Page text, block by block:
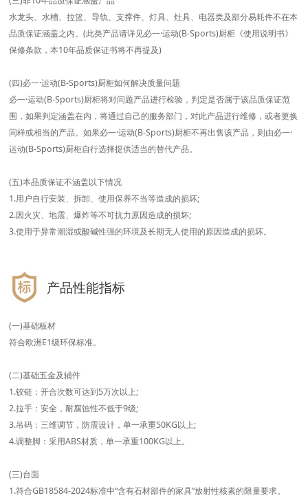
水龙头、水槽、拉篮、导轨、支撑件、灯具、灶具、电器类及部分易耗件不在本
品质保证涵盖之内。(此类产品请详见必一·运动(B-Sports)厨柜《使用说明书》
保修条款，本10年品质保证书将不再提及)
(四)必一·运动(B-Sports)厨柜如何解决质量问题
必一·运动(B-Sports)厨柜将对问题产品进行检验，判定是否属于该品质保证范
围，如果判定涵盖在内，将通过自己的服务部门，对此产品进行维修，或者更换
同样或相当的产品。如果必一·运动(B-Sports)厨柜不再出售该产品，则由必一·
运动(B-Sports)厨柜自行选择提供适当的替代产品。
(五)本品质保证不涵盖以下情况
1.用户自行安装、拆卸、使用保养不当等造成的损坏;
2.因火灾、地震、爆炸等不可抗力原因造成的损坏;
3.使用于异常潮湿或酸碱性强的环境及长期无人使用的原因造成的损坏。
产品性能指标
(一)基础板材
符合欧洲E1级环保标准。
(二)基础五金及辅件
1.铰链：开合次数可达到5万次以上;
2.拉手：安全，耐腐蚀性不低于9级;
3.吊码：三维调节，防震设计，单一承重50KG以上;
4.调整脚：采用ABS材质，单一承重100KG以上。
(三)台面
1.符合GB18584-2024标准中“含有石材部件的家具”放射性核素的限量要求。